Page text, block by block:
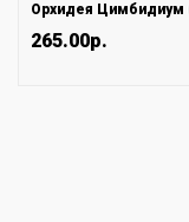
265.00р.